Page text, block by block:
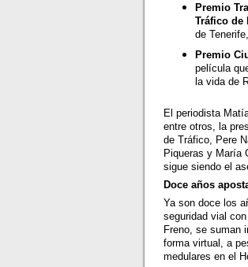
Premio
Tráfico de
de
Premio
película
la vida de
El periodista
entre otros, la
de Tráfico, Pere
Piqueras y María
sigue siendo el
Doce años
Ya son doce los
seguridad vial
Freno, se suman
forma virtual, a
medulares en el